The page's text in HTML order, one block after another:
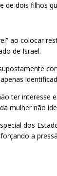
de dois filhos
ao colocar
de Israel.
ter interesse
mulher não
dos
a